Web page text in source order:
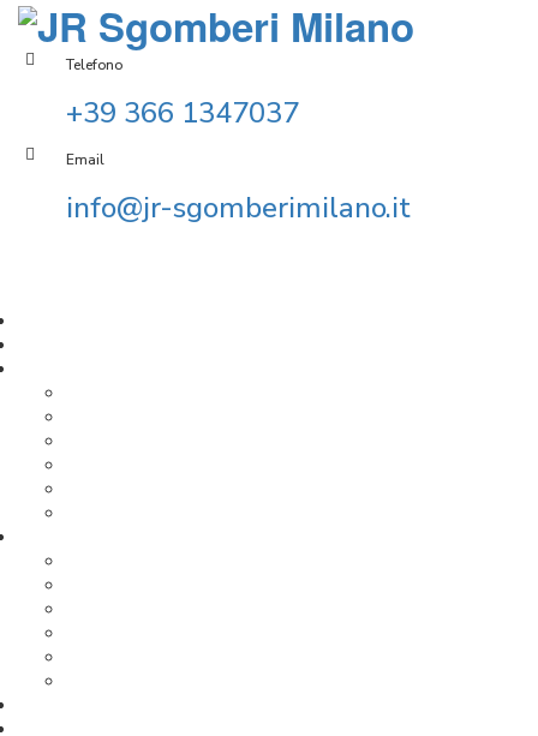
Telefono
+39 366 1347037
Email
info@jr-sgomberimilano.it